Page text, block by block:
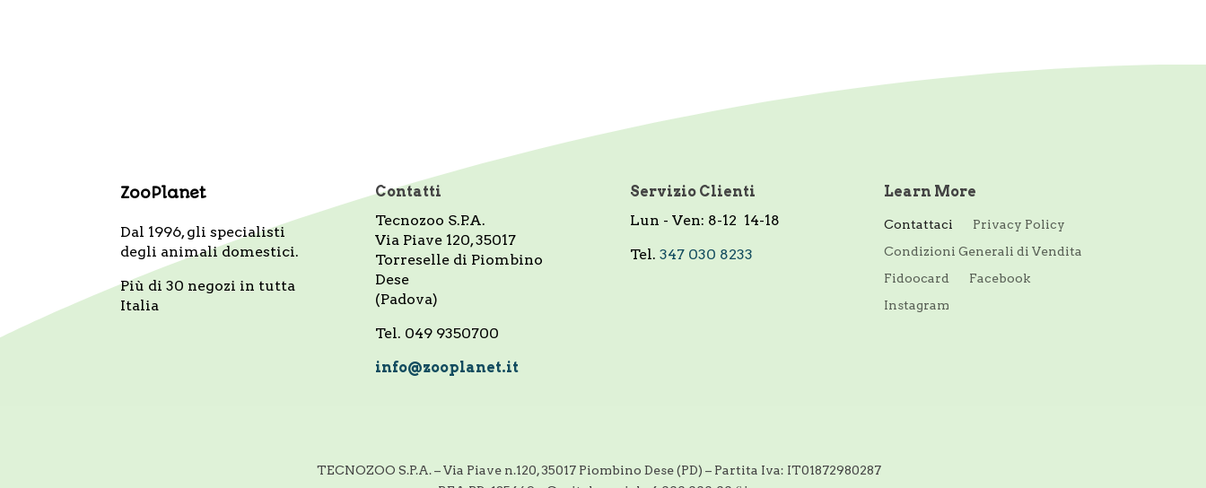
ZooPlanet
Dal 1996, gli specialisti
degli animali domestici.
Più di 30 negozi in tutta
Italia
Contatti
Tecnozoo S.P.A.
Via Piave 120, 35017
Torreselle di Piombino
Dese
(Padova)
Tel. 049 9350700
info@zooplanet.it
Servizio Clienti
Lun - Ven: 8-12 14-18
Tel. 347 030 8233
Learn More
Contattaci
Privacy Policy
Condizioni Generali di Vendita
Fidoocard
Facebook
Instagram
TECNOZOO S.P.A. – Via Piave n.120, 35017 Piombino Dese (PD) – Partita Iva: IT01872980287